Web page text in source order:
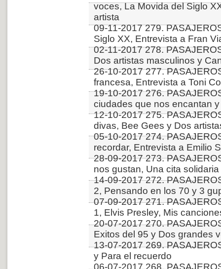
voces, La Movida del Siglo
artista
09-11-2017 279.
Siglo XX, Entrevista a Fran
02-11-2017 278.
Dos artistas masculinos y
26-10-2017 277.
francesa, Entrevista a Toni
19-10-2017 276.
ciudades que nos encantan
12-10-2017 275.
divas, Bee Gees y Dos
05-10-2017 274.
recordar, Entrevista a Emilio
28-09-2017 273.
nos gustan, Una cita
14-09-2017 272.
2, Pensando en los 70 y 3
07-09-2017 271.
1, Elvis Presley, Mis
20-07-2017 270.
Exitos del 95 y Dos grandes
13-07-2017 269.
y Para el recuerdo
06-07-2017 268.